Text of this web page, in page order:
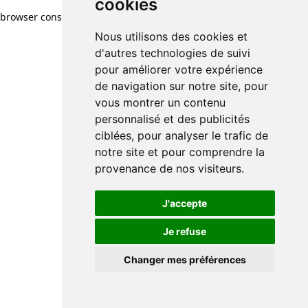
cookies
Nous utilisons des cookies et
d'autres technologies de suivi
pour améliorer votre expérience
de navigation sur notre site, pour
vous montrer un contenu
personnalisé et des publicités
ciblées, pour analyser le trafic de
notre site et pour comprendre la
provenance de nos visiteurs.
J'accepte
Je refuse
Changer mes préférences
browser console for more information)